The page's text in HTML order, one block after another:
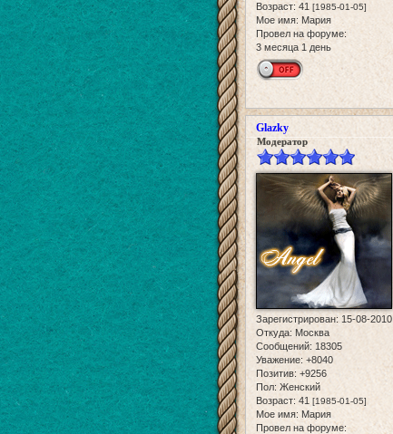
Возраст: 41 [1985-01-05]
Мое имя: Мария
Провел на форуме:
3 месяца 1 день
Glazky
Модератор
Зарегистрирован: 15-08-2010
Откуда: Москва
Сообщений: 18305
Уважение: +8040
Позитив: +9256
Пол: Женский
Возраст: 41 [1985-01-05]
Мое имя: Мария
Провел на форуме: